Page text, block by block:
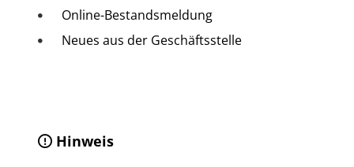
Online-Bestandsmeldung
Neues aus der Geschäftsstelle
Hinweis